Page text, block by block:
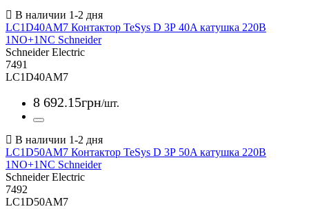
LC1D40AM7 Контактор TeSys D 3Р 40A катушка 220В
1NO+1NC Schneider
Schneider Electric
7491
LC1D40AM7
8 692.15грн/шт.
LC1D50AM7 Контактор TeSys D 3Р 50A катушка 220В
1NO+1NC Schneider
Schneider Electric
7492
LC1D50AM7